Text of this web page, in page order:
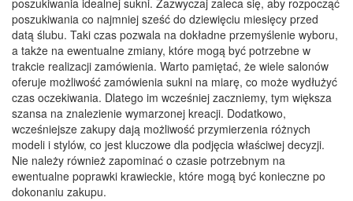
poszukiwania idealnej sukni. Zazwyczaj zaleca się, aby rozpocząć
poszukiwania co najmniej sześć do dziewięciu miesięcy przed
datą ślubu. Taki czas pozwala na dokładne przemyślenie wyboru,
a także na ewentualne zmiany, które mogą być potrzebne w
trakcie realizacji zamówienia. Warto pamiętać, że wiele salonów
oferuje możliwość zamówienia sukni na miarę, co może wydłużyć
czas oczekiwania. Dlatego im wcześniej zaczniemy, tym większa
szansa na znalezienie wymarzonej kreacji. Dodatkowo,
wcześniejsze zakupy dają możliwość przymierzenia różnych
modeli i stylów, co jest kluczowe dla podjęcia właściwej decyzji.
Nie należy również zapominać o czasie potrzebnym na
ewentualne poprawki krawieckie, które mogą być konieczne po
dokonaniu zakupu.